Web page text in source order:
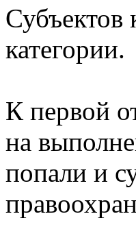
категории.
К первой
на
попали и